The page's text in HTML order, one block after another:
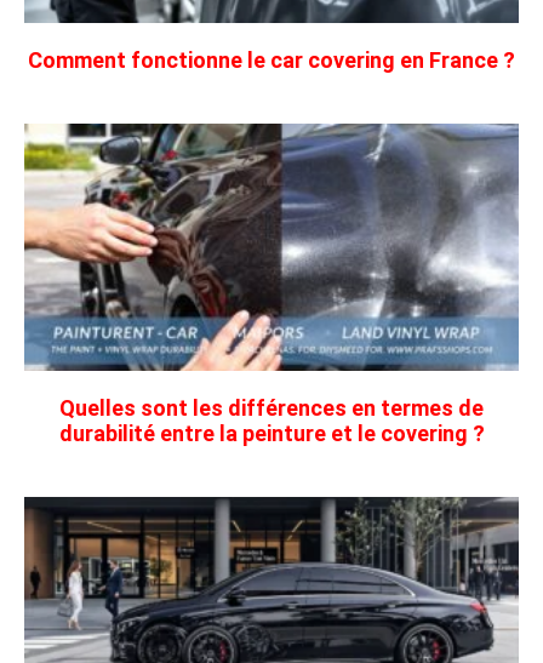
Comment fonctionne le car covering en France ?
Quelles sont les différences en termes de
durabilité entre la peinture et le covering ?